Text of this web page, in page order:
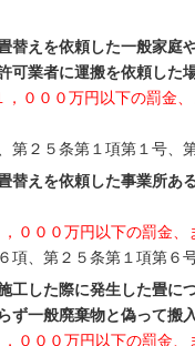
替えを依頼した一般家庭
可業者に運搬を依頼した
０００万円以下の罰金
第２５条第１項第１号、
替えを依頼した事業所あ
０００万円以下の罰金、
項、第２５条第１項第６
工した際に発生した畳に
ず一般廃棄物と偽って搬
０００万円以下の罰金、